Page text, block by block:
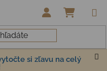
si zľavu na celý